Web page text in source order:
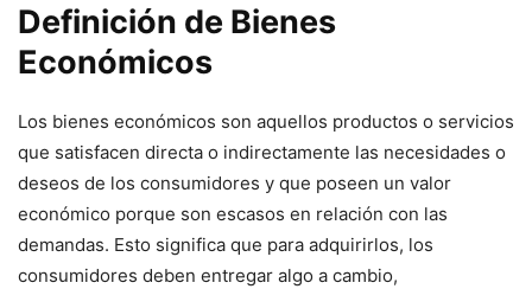
Definición de Bienes
Económicos
Los bienes económicos son aquellos productos o servicios
que satisfacen directa o indirectamente las necesidades o
deseos de los consumidores y que poseen un valor
económico porque son escasos en relación con las
demandas. Esto significa que para adquirirlos, los
consumidores deben entregar algo a cambio,